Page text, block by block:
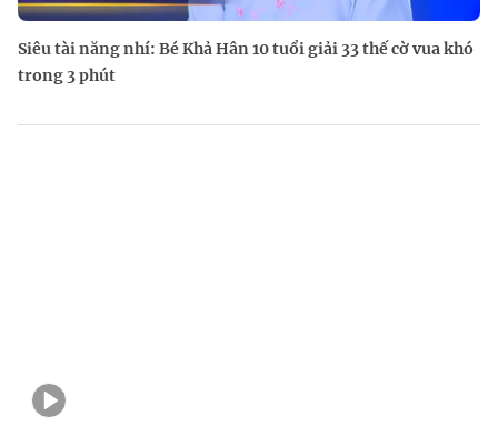
Siêu tài năng nhí: Bé Khả Hân 10 tuổi giải 33 thế cờ vua khó
trong 3 phút